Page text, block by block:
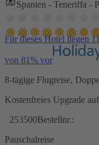
Spanien - Teneriffa -
Für dieses Hotel liegen
von 81% vor
8-tägige Flugreise,
Kostenfreies Upgrade
253500Bestellnr.:
Pauschalreise